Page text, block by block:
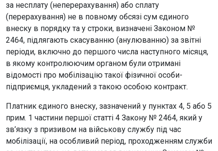
за несплату (неперерахування) або сплату
(перерахування) не в повному обсязі сум єдиного
внеску в порядку та у строки, визначені Законом №
2464, підлягають скасуванню (анулюванню) за звітні
періоди, включно до першого числа наступного місяця,
в якому контролюючим органом були отримані
відомості про мобілізацію такої фізичної особи-
підприємця, укладений з такою особою контракт.
Платник єдиного внеску, зазначений у пунктах 4, 5 або 5
прим. 1 частини першої статті 4 Закону № 2464, який у
зв’язку з призивом на військову службу під час
мобілізації, на особливий період, проходженням служби